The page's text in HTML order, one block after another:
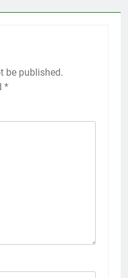
be published.
*